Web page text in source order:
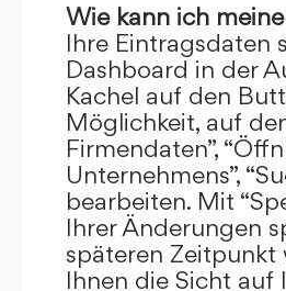
Wie kann ich
Ihre Eintragsdaten
Dashboard in der
Kachel auf den
Möglichkeit, auf
Firmendaten”,
Unternehmens”,
bearbeiten. Mit
Ihrer Änderungen
späteren Zeitpunkt
Ihnen die Sicht auf